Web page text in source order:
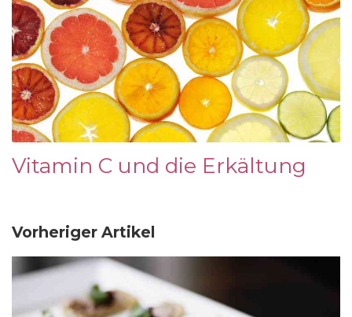
Vitamin C und die Erkältung
Vorheriger Artikel